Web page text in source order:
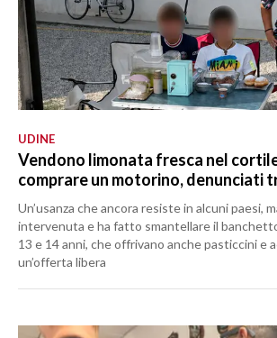
UDINE
Vendono limonata fresca nel
comprare un motorino, denunciati
Un’usanza che ancora resiste in alcuni paesi,
intervenuta e ha fatto smantellare il
13 e 14 anni, che offrivano anche pasticcini e
un’offerta libera